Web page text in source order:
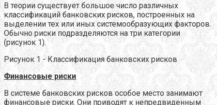
В теории существует большое число различных
классификаций банковских рисков, построенных на
выделении тех или иных системообразующих факторов.
Обычно риски подразделяются на три категории
(рисунок 1).
Рисунок 1 - Классификация банковских рисков
Финансовые риски
В системе банковских рисков особое место занимают
финансовые риски. Они приводят к непредвиденным